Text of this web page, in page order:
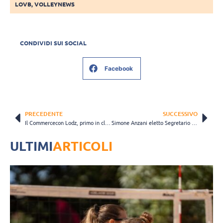
LOVB,VOLLEYNEWS
CONDIVIDI SUI SOCIAL
Facebook
PRECEDENTE
Il Commercecon Lodz, primo in classifica, esonera l’allenatore Alessandro Chiappini alla vigilia dei play-off
SUCCESSIVO
Simone Anzani eletto Segretario della Commissione Atleti FIVB per il quadriennio 2024-2028
ULTIMIARTICOLI